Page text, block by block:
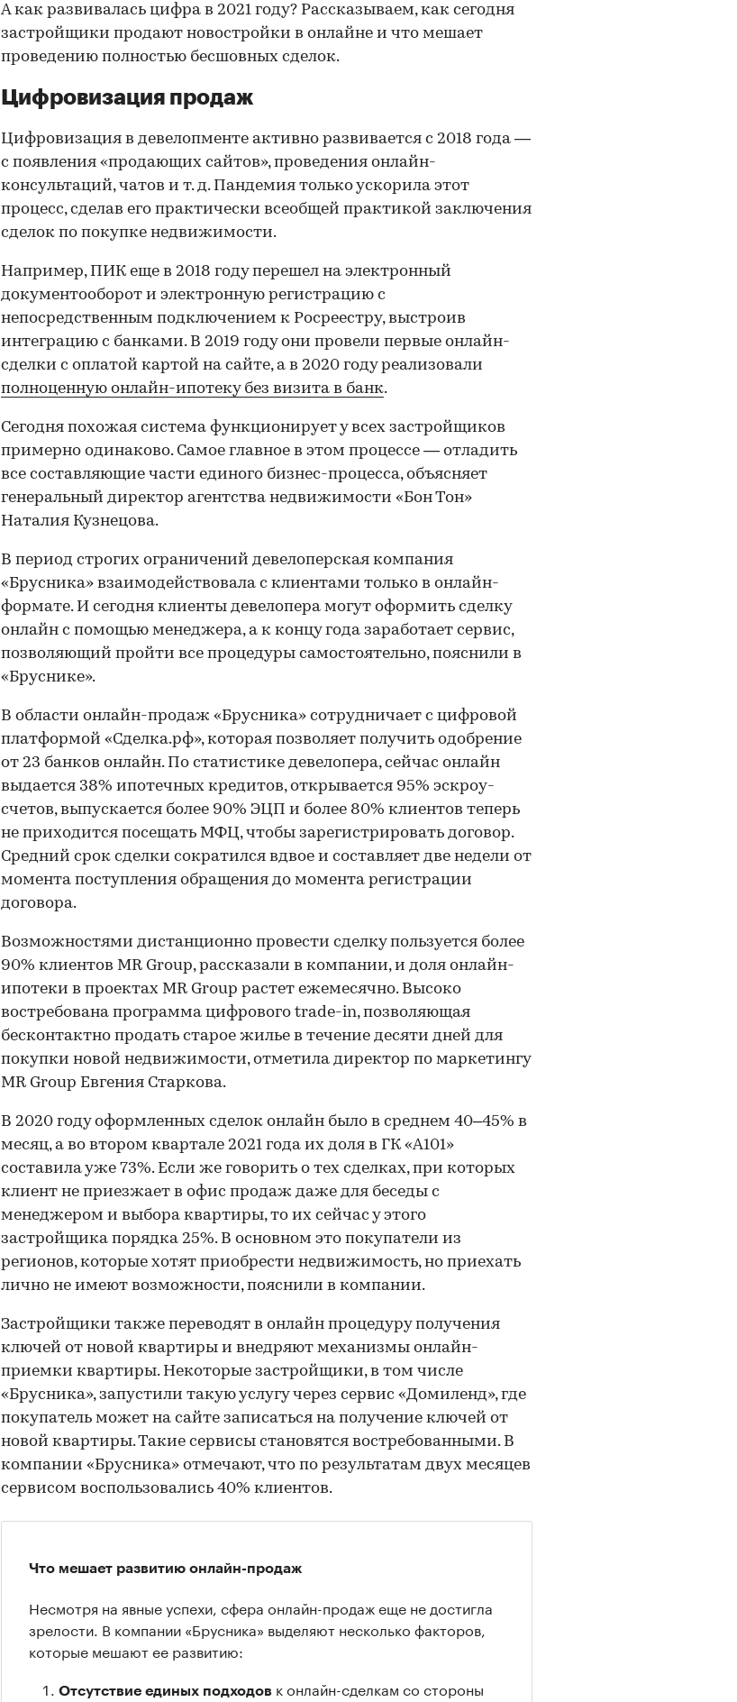
А как развивалась цифра в 2021 году? Рассказываем, как сегодня
застройщики продают новостройки в онлайне и что мешает
проведению полностью бесшовных сделок.
Цифровизация продаж
Цифровизация в девелопменте активно развивается с 2018 года —
с появления «продающих сайтов», проведения онлайн-
консультаций, чатов и т. д. Пандемия только ускорила этот
процесс, сделав его практически всеобщей практикой заключения
сделок по покупке недвижимости.
Например, ПИК еще в 2018 году перешел на электронный
документооборот и электронную регистрацию с
непосредственным подключением к Росреестру, выстроив
интеграцию с банками. В 2019 году они провели первые онлайн-
сделки с оплатой картой на сайте, а в 2020 году реализовали
полноценную онлайн-ипотеку без визита в банк.
Сегодня похожая система функционирует у всех застройщиков
примерно одинаково. Самое главное в этом процессе — отладить
все составляющие части единого бизнес-процесса, объясняет
генеральный директор агентства недвижимости «Бон Тон»
Наталия Кузнецова.
В период строгих ограничений девелоперская компания
«Брусника» взаимодействовала с клиентами только в онлайн-
формате. И сегодня клиенты девелопера могут оформить сделку
онлайн с помощью менеджера, а к концу года заработает сервис,
позволяющий пройти все процедуры самостоятельно, пояснили в
«Бруснике».
В области онлайн-продаж «Брусника» сотрудничает с цифровой
платформой «Сделка.рф», которая позволяет получить одобрение
от 23 банков онлайн. По статистике девелопера, сейчас онлайн
выдается 38% ипотечных кредитов, открывается 95% эскроу-
счетов, выпускается более 90% ЭЦП и более 80% клиентов теперь
не приходится посещать МФЦ, чтобы зарегистрировать договор.
Средний срок сделки сократился вдвое и составляет две недели от
момента поступления обращения до момента регистрации
договора.
Возможностями дистанционно провести сделку пользуется более
90% клиентов MR Group, рассказали в компании, и доля онлайн-
ипотеки в проектах MR Group растет ежемесячно. Высоко
востребована программа цифрового trade-in, позволяющая
бесконтактно продать старое жилье в течение десяти дней для
покупки новой недвижимости, отметила директор по маркетингу
MR Group Евгения Старкова.
В 2020 году оформленных сделок онлайн было в среднем 40–45% в
месяц, а во втором квартале 2021 года их доля в ГК «А101»
составила уже 73%. Если же говорить о тех сделках, при которых
клиент не приезжает в офис продаж даже для беседы с
менеджером и выбора квартиры, то их сейчас у этого
застройщика порядка 25%. В основном это покупатели из
регионов, которые хотят приобрести недвижимость, но приехать
лично не имеют возможности, пояснили в компании.
Застройщики также переводят в онлайн процедуру получения
ключей от новой квартиры и внедряют механизмы онлайн-
приемки квартиры. Некоторые застройщики, в том числе
«Брусника», запустили такую услугу через сервис «Домиленд», где
покупатель может на сайте записаться на получение ключей от
новой квартиры. Такие сервисы становятся востребованными. В
компании «Брусника» отмечают, что по результатам двух месяцев
сервисом воспользовались 40% клиентов.
Что мешает развитию онлайн-продаж
Несмотря на явные успехи, сфера онлайн-продаж еще не достигла
зрелости. В компании «Брусника» выделяют несколько факторов,
которые мешают ее развитию:
Отсутствие единых подходов к онлайн-сделкам со стороны